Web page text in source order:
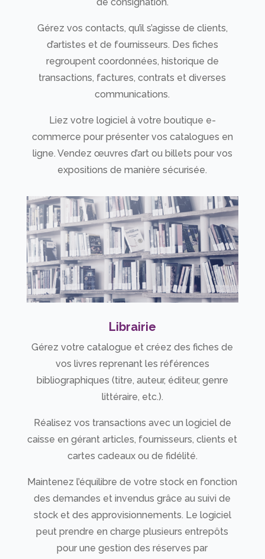
de consignation.
Gérez vos contacts, qu’il s’agisse de clients,
d’artistes et de fournisseurs. Des fiches
regroupent coordonnées, historique de
transactions, factures, contrats et diverses
communications.
Liez votre logiciel à votre boutique e-
commerce pour présenter vos catalogues en
ligne. Vendez œuvres d’art ou billets pour vos
expositions de manière sécurisée.
Librairie
Gérez votre catalogue et créez des fiches de
vos livres reprenant les références
bibliographiques (titre, auteur, éditeur, genre
littéraire, etc.).
Réalisez vos transactions avec un logiciel de
caisse en gérant articles, fournisseurs, clients et
cartes cadeaux ou de fidélité.
Maintenez l’équilibre de votre stock en fonction
des demandes et invendus grâce au suivi de
stock et des approvisionnements. Le logiciel
peut prendre en charge plusieurs entrepôts
pour une gestion des réserves par